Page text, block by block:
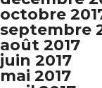
octobre
septembre
août 2017
juin 2017
mai 2017